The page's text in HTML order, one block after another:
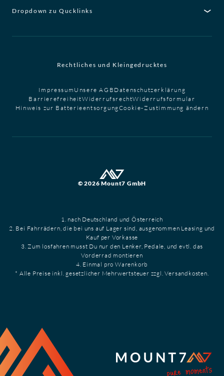
Dropdown zu Qucklinks
Rechtliches und Kleingedrucktes
Impressum Unsere AGB Datenschutzerklärung
BarrierefreiheitWiderrufsrechtWiderrufsformular
Hinweis zur BatterieentsorgungCookie-Zustimmung ändern
© 2026 Mount7 GmbH
1. nach Deutschland und Österreich
2. Bei Fahrrädern, die bei uns auf Lager sind, ausgenommen Leasing und
Kauf per Vorkasse
3. Zum losfahren musst Du nur den Lenker, Pedale, und evtl. das
Vorderrad montieren
4. Einmal pro Warenkorb
* Alle Preise inkl. gesetzlicher Mehrwertsteuer zzgl. Versandkosten.